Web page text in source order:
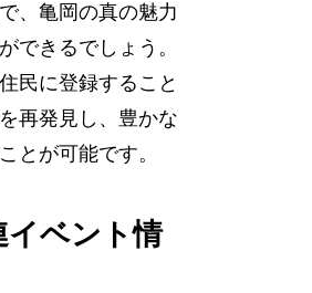
、亀岡の真の魅力
できるでしょう。
民に登録すること
再発見し、豊かな
とが可能です。
イベント情